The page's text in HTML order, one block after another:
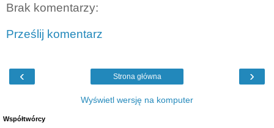
Brak komentarzy:
Prześlij komentarz
‹ ›
Strona główna
Wyświetl wersję na komputer
Współtwórcy